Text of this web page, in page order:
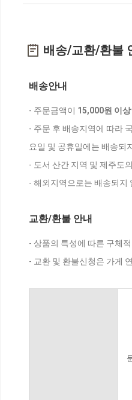
배송/교환/환불
배송안내
- 주문금액이 15,000원 이상
- 주문 후 배송지역에 따라
요일 및 공휴일에는 배송되
- 도서 산간 지역 및 제주도
- 해외지역으로는 배송되지
교환/환불 안내
- 상품의 특성에 따른 구체
- 교환 및 환불신청은 가게